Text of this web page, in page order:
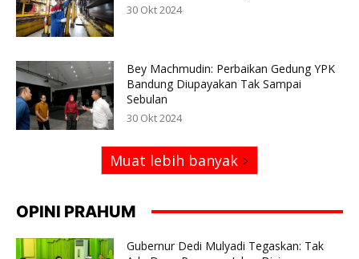
30 Okt 2024
Bey Machmudin: Perbaikan Gedung YPK
Bandung Diupayakan Tak Sampai
Sebulan
30 Okt 2024
Muat lebih banyak
OPINI PRAHUM
Gubernur Dedi Mulyadi Tegaskan: Tak